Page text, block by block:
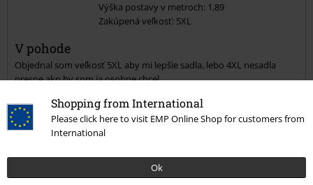
Shopping from International
Please click here to visit EMP Online Shop for customers from
International
Ok
Výška postavy v metroch: 1,89
Zakúpená veľkosť: 5XL
V pohode
Objednal som veľkosť 5XL aby mi lepšie sadla, lebo 4XL nesadla
presne ako by som ja osobne chcel.